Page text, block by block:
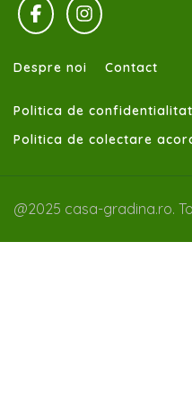
Despre noi Contact
Politica de
Politica de colectare
@2025 casa-gradina.ro.